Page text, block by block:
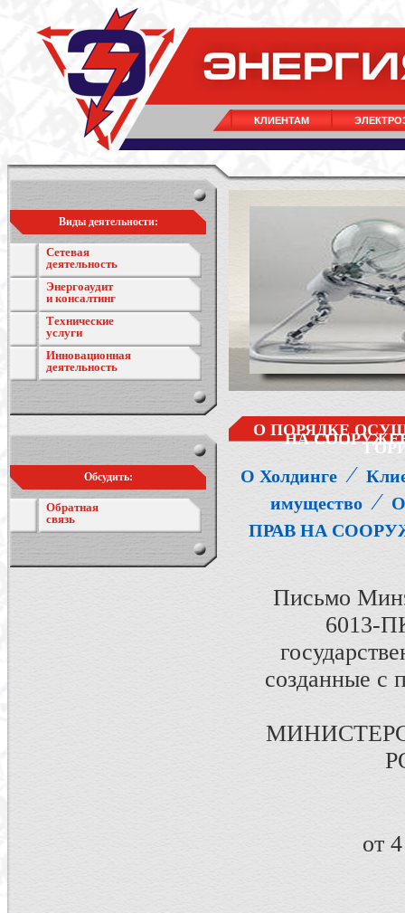
КЛИЕНТАМ
Виды деятельности:
Сетевая
деятельность
Энергоаудит
и консалтинг
Технические
услуги
Инновационная
деятельность
Обсудить:
Обратная
связь
О ПОРЯДКЕ
НА
О Холдинге ⁄
имущество ⁄
ПРАВ НА
Письмо
6013-
созданные с
от